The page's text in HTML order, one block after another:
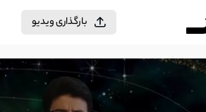
بارگذاری ویدیو